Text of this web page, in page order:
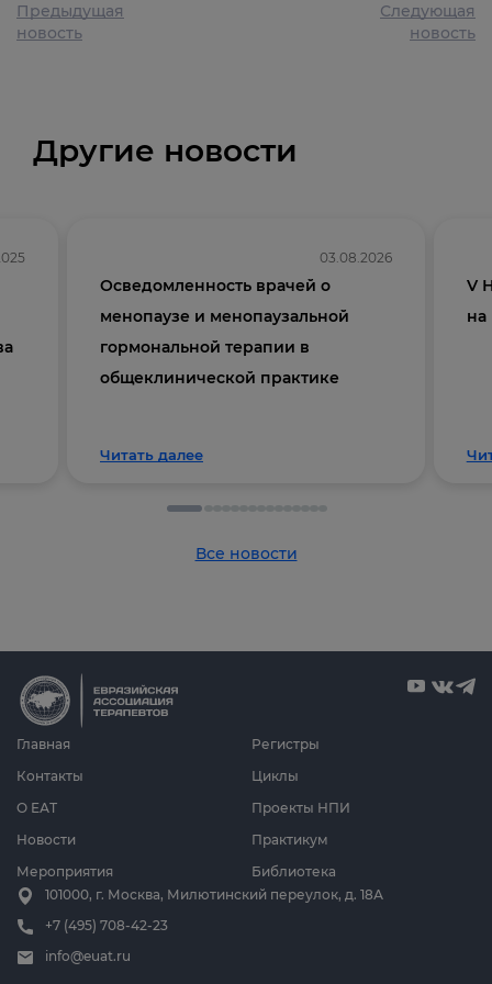
Предыдущая
новость
Следующая
новость
Другие новости
03.08.2026
Осведомленность врачей о
менопаузе и менопаузальной
гормональной терапии в
общеклинической практике
Читать далее
V
на
Все новости
Главная
О ЕАТ
Новости
Мероприятия
Циклы
Проекты НПИ
Практикум
Библиотека
Регистры
Контакты
101000, г. Москва, Милютинский переулок, д. 18А
+7 (495) 708-42-23
info@euat.ru